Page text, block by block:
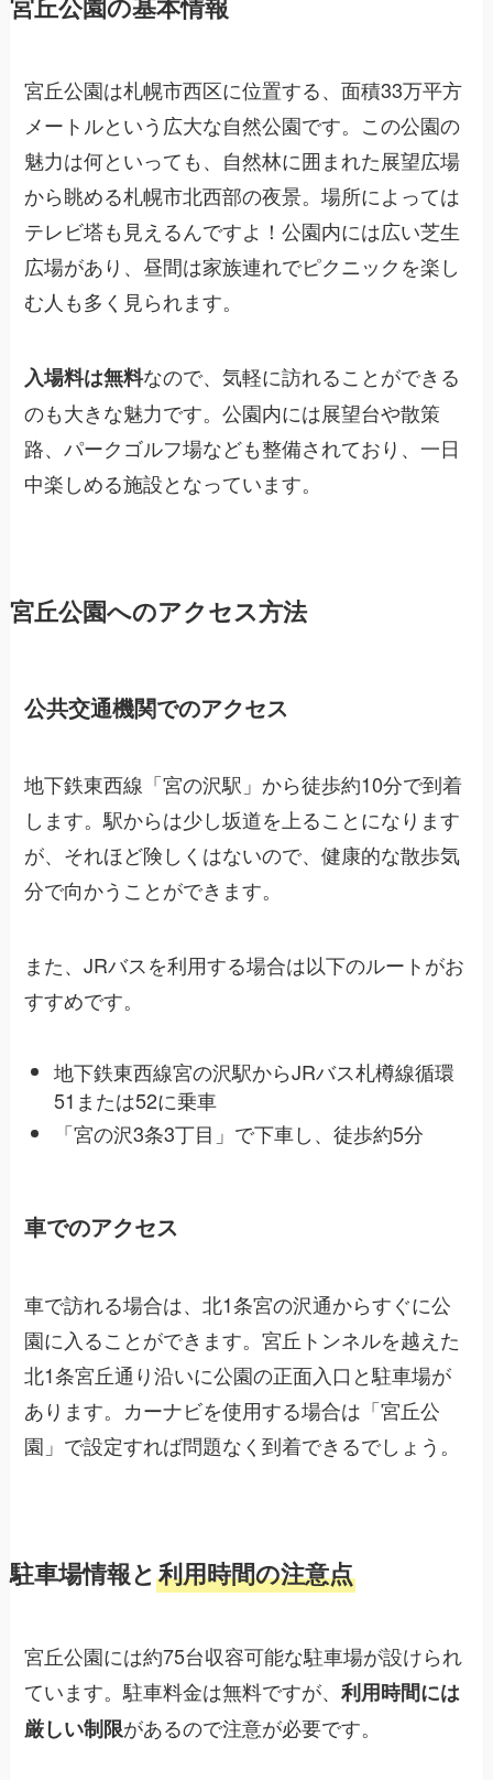
宮丘公園の基本情報
宮丘公園は札幌市西区に位置する、面積33万平方
メートルという広大な自然公園です。この公園の
魅力は何といっても、自然林に囲まれた展望広場
から眺める札幌市北西部の夜景。場所によっては
テレビ塔も見えるんですよ！公園内には広い芝生
広場があり、昼間は家族連れでピクニックを楽し
む人も多く見られます。
入場料は無料なので、気軽に訪れることができる
のも大きな魅力です。公園内には展望台や散策
路、パークゴルフ場なども整備されており、一日
中楽しめる施設となっています。
宮丘公園へのアクセス方法
公共交通機関でのアクセス
地下鉄東西線「宮の沢駅」から徒歩約10分で到着
します。駅からは少し坂道を上ることになります
が、それほど険しくはないので、健康的な散歩気
分で向かうことができます。
また、JRバスを利用する場合は以下のルートがお
すすめです。
地下鉄東西線宮の沢駅からJRバス札樽線循環
51または52に乗車
「宮の沢3条3丁目」で下車し、徒歩約5分
車でのアクセス
車で訪れる場合は、北1条宮の沢通からすぐに公
園に入ることができます。宮丘トンネルを越えた
北1条宮丘通り沿いに公園の正面入口と駐車場が
あります。カーナビを使用する場合は「宮丘公
園」で設定すれば問題なく到着できるでしょう。
駐車場情報と利用時間の注意点
宮丘公園には約75台収容可能な駐車場が設けられ
ています。駐車料金は無料ですが、利用時間には
厳しい制限があるので注意が必要です。